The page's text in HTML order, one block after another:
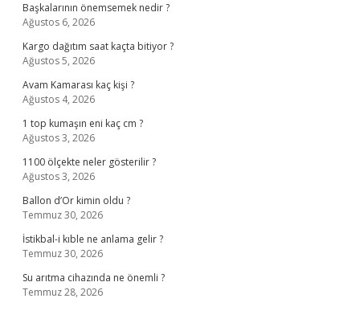
Başkalarının önemsemek nedir ?
Ağustos 6, 2026
Kargo dağıtım saat kaçta bitiyor ?
Ağustos 5, 2026
Avam Kamarası kaç kişi ?
Ağustos 4, 2026
1 top kumaşın eni kaç cm ?
Ağustos 3, 2026
1100 ölçekte neler gösterilir ?
Ağustos 3, 2026
Ballon d’Or kimin oldu ?
Temmuz 30, 2026
İstikbal-i kıble ne anlama gelir ?
Temmuz 30, 2026
Su arıtma cihazında ne önemli ?
Temmuz 28, 2026